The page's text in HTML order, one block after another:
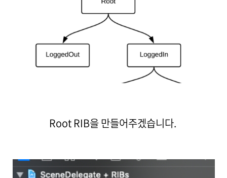
Root RIB을 만들어주겠습니다.